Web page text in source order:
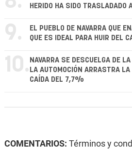
HERIDO HA SIDO TRASLADADO
9.
EL PUEBLO DE NAVARRA QUE
QUE ES IDEAL PARA HUIR DEL
10. NAVARRA SE DESCUELGA DE
LA AUTOMOCIÓN ARRASTRA
CAÍDA DEL 7,7%
COMENTARIOS: Términos y